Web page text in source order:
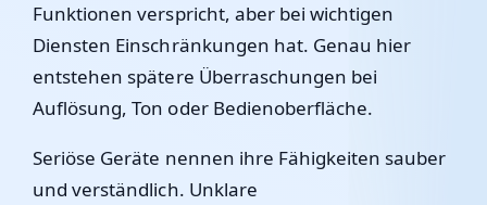
Funktionen verspricht, aber bei wichtigen
Diensten Einschränkungen hat. Genau hier
entstehen spätere Überraschungen bei
Auflösung, Ton oder Bedienoberfläche.
Seriöse Geräte nennen ihre Fähigkeiten sauber
und verständlich. Unklare